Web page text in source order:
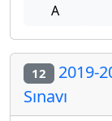
A
12 2019-
Sınavı